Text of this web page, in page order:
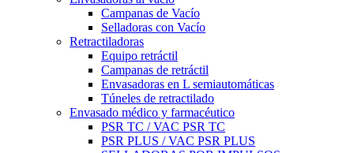
Campanas de Vacío
Selladoras con Vacío
Retractiladoras
Equipo retráctil
Campanas de retráctil
Envasadoras en L semiautomáticas
Túneles de retractilado
Envasado médico y farmacéutico
PSR TC / VAC PSR TC
PSR PLUS / VAC PSR PLUS